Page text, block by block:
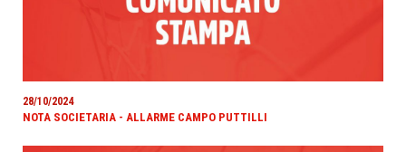
28/10/2024
NOTA SOCIETARIA - ALLARME CAMPO PUTTILLI